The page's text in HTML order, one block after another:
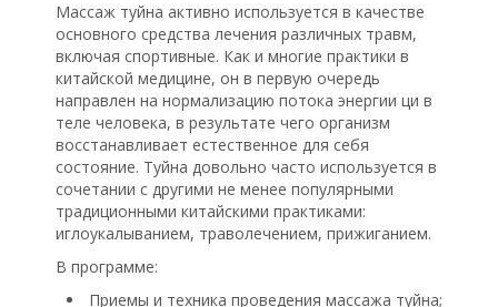
Массаж туйна активно используется в качестве
основного средства лечения различных травм,
включая спортивные. Как и многие практики в
китайской медицине, он в первую очередь
направлен на нормализацию потока энергии ци в
теле человека, в результате чего организм
восстанавливает естественное для себя
состояние. Туйна довольно часто используется в
сочетании с другими не менее популярными
традиционными китайскими практиками:
иглоукалыванием, траволечением, прижиганием.
В программе:
Приемы и техника проведения массажа туйна;